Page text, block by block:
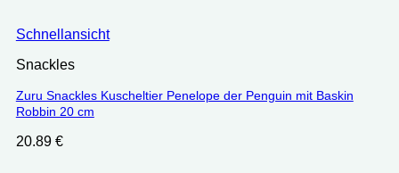
Schnellansicht
Snackles
Zuru Snackles Kuscheltier Penelope der Penguin mit Baskin
Robbin 20 cm
20.89 €